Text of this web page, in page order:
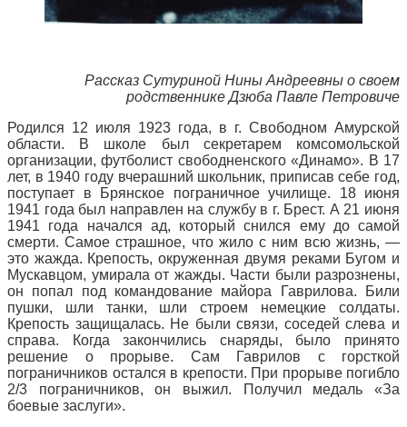
Рассказ Сутуриной Нины Андреевны о своем
родственнике Дзюба Павле Петровиче
Родился 12 июля 1923 года, в г. Свободном Амурской
области. В школе был секретарем комсомольской
организации, футболист свободненского «Динамо». В 17
лет, в 1940 году вчерашний школьник, приписав себе год,
поступает в Брянское пограничное училище. 18 июня
1941 года был направлен на службу в г. Брест. А 21 июня
1941 года начался ад, который снился ему до самой
смерти. Самое страшное, что жило с ним всю жизнь, —
это жажда. Крепость, окруженная двумя реками Бугом и
Мускавцом, умирала от жажды. Части были разрознены,
он попал под командование майора Гаврилова. Били
пушки, шли танки, шли строем немецкие солдаты.
Крепость защищалась. Не были связи, соседей слева и
справа. Когда закончились снаряды, было принято
решение о прорыве. Сам Гаврилов с горсткой
пограничников остался в крепости. При прорыве погибло
2/3 пограничников, он выжил. Получил медаль «За
боевые заслуги».